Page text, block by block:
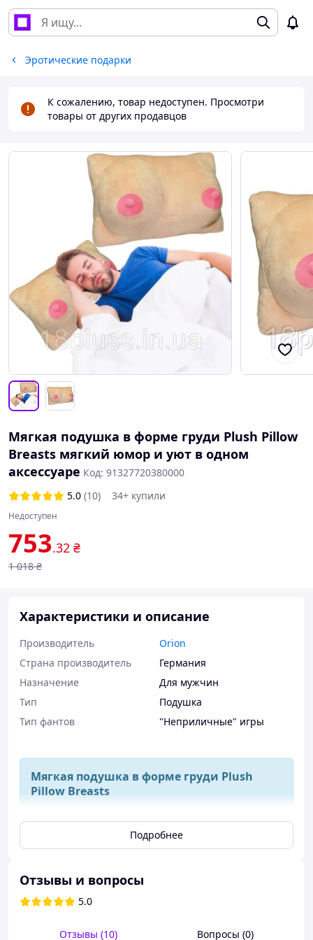
Эротические подарки
К сожалению, товар недоступен. Просмотри
товары от других продавцов
Мягкая подушка в форме груди Plush Pillow
Breasts мягкий юмор и уют в одном
аксессуаре Код: 91327720380000
5.0 (10) 34+ купили
Недоступен
753.32 ₴
1 018 ₴
Характеристики и описание
Производитель
Orion
Страна производитель
Германия
Назначение
Для мужчин
Тип
Подушка
Тип фантов
"Неприличные" игры
Мягкая подушка в форме груди Plush
Pillow Breasts
Хотите удивить, рассмешить или просто добавить
немного игривого настроения в интерьер?
виде груди– это оригинальный и очень мягкий способ
элемент для отдыха дома.
Особенности:
сосками – для улыбок и объятий
Подробнее
Отзывы и вопросы
5.0
Отзывы (10) Вопросы (0)